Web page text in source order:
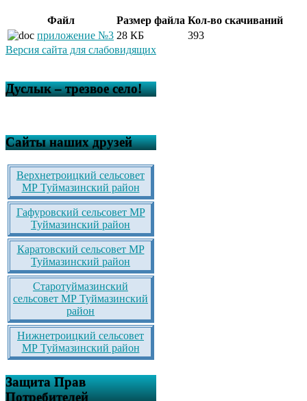
Файл Размер файла Кол-во скачиваний
приложение №3 28 КБ
393
Версия сайта для слабовидящих
Дуслык – трезвое село!
Сайты наших друзей
Верхнетроицкий сельсовет
МР Туймазинский район
Гафуровский сельсовет МР
Туймазинский район
Каратовский сельсовет МР
Туймазинский район
Старотуймазинский
сельсовет МР Туймазинский
район
Нижнетроицкий сельсовет
МР Туймазинский район
Защита Прав
Потребителей